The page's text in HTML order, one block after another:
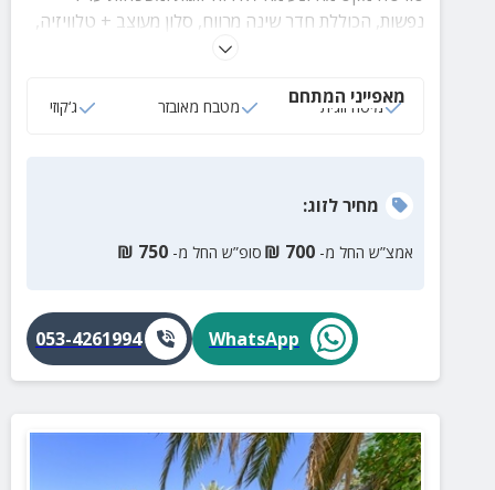
נפשות, הכוללת חדר שינה מרווח, סלון מעוצב + טלוויזיה,
מטבח מאובזר, ג'קוזי מפנק, חצר גדולה עם פינות ישיבה
מאפייני המתחם
מיטה זוגית מטבח מאובזר ג‘קוזי
מחירלזוג:
אמצ”ש החל מ- 700
₪ סופ”ש החל מ- 750
₪
WhatsApp
053-4261994